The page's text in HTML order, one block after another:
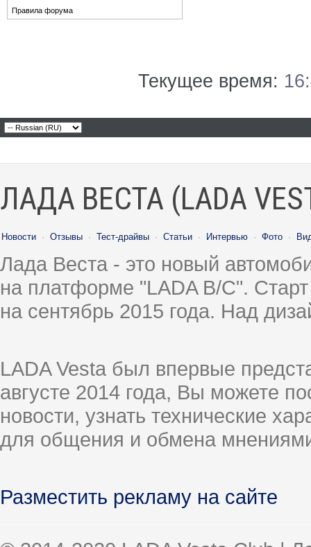
Правила форума
Текущее время:
ЛАДА ВЕСТА (LADA
Новости · Отзывы · Тест-драйвы · Статьи · Интервью · Фото ·
Лада Веста - это новый
на платформе "LADA B/C".
на сентябрь 2015 года. Над
LADA Vesta был впервые
августе 2014 года, Вы можете
новости, узнать технические
для общения и обмена
Разместить рекламу на сайте